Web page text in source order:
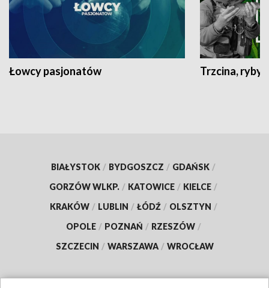
Łowcy pasjonatów Trzcina, ryby
BIAŁYSTOK / BYDGOSZCZ / GDAŃSK /
GORZÓW WLKP. / KATOWICE / KIELCE /
KRAKÓW / LUBLIN / ŁÓDŹ / OLSZTYN /
OPOLE / POZNAŃ / RZESZÓW /
SZCZECIN / WARSZAWA / WROCŁAW